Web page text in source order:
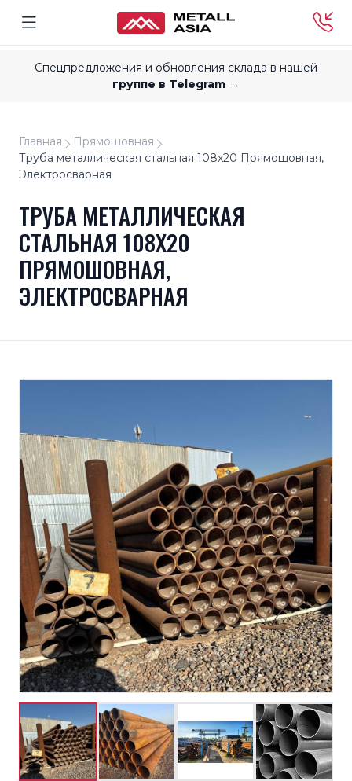
Спецпредложения и обновления склада в нашей
группе в Telegram →
Главная
Прямошовная
Труба металлическая стальная 108x20 Прямошовная,
Электросварная
ТРУБА МЕТАЛЛИЧЕСКАЯ
СТАЛЬНАЯ 108X20
ПРЯМОШОВНАЯ,
ЭЛЕКТРОСВАРНАЯ